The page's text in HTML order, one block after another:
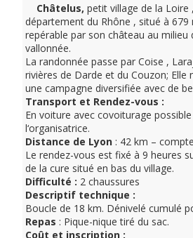
Châtelus, petit village de la Loire
département du Rhône , situé à
repérable par son château au milieu
vallonnée.
La randonnée passe par Coise ,
rivières de Darde et du Couzon; Elle
une campagne diversifiée avec de
Transport et Rendez-vous :
En voiture avec covoiturage
l‘organisatrice.
Distance de Lyon : 42 km –
Le rendez-vous est fixé à 9 heures
de la cure situé en bas du village.
Difficulté : 2 chaussures
Descriptif technique :
Boucle de 18 km. Dénivelé cumulé
Repas : Pique-nique tiré du sac.
Coût et inscription :